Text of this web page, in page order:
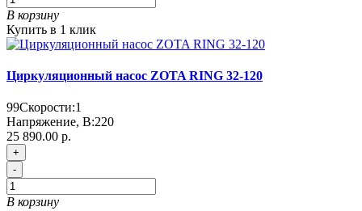
В корзину
Купить в 1 клик
Циркуляционный насос ZOTA RING 32-120
99Скорости:1
Напряжение, В:220
25 890.00 р.
+
-
В корзину